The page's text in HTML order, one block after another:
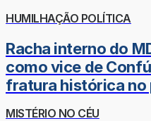
HUMILHAÇÃO POLÍTICA
Racha interno do
como vice de
fratura histórica no
MISTÉRIO NO CÉU